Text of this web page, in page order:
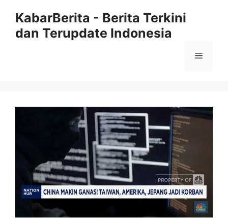
KabarBerita - Berita Terkini
dan Terupdate Indonesia
Menu